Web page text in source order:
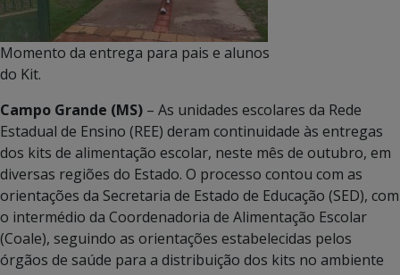
Momento da entrega para pais e alunos
do Kit.
Campo Grande (MS) – As unidades escolares da Rede
Estadual de Ensino (REE) deram continuidade às entregas
dos kits de alimentação escolar, neste mês de outubro, em
diversas regiões do Estado. O processo contou com as
orientações da Secretaria de Estado de Educação (SED), com
o intermédio da Coordenadoria de Alimentação Escolar
(Coale), seguindo as orientações estabelecidas pelos
órgãos de saúde para a distribuição dos kits no ambiente